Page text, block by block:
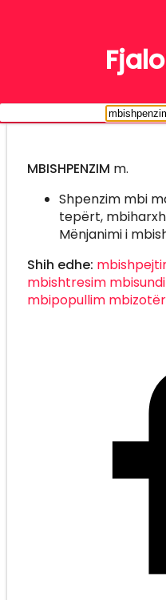
MBISHPENZIM m.
Shpenzim mbi
tepërt,
Mënjanimi i
Shih edhe:
mbishtresim
mbipopullim